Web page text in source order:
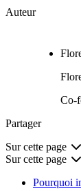
Auteur
Co-
Partager
Sur cette page
Sur cette page
Pourquoi